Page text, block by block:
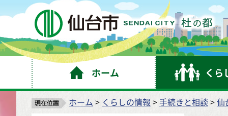
仙
ホーム くら
ホーム > くらしの情報 >手続きと相談 >仙